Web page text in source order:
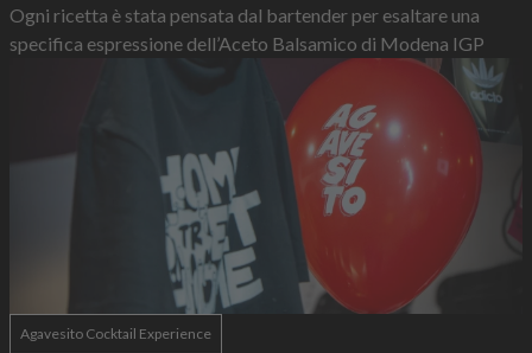
Ogni ricetta è stata pensata dal bartender per esaltare una
specifica espressione dell’Aceto Balsamico di Modena IGP
Agavesito Cocktail Experience